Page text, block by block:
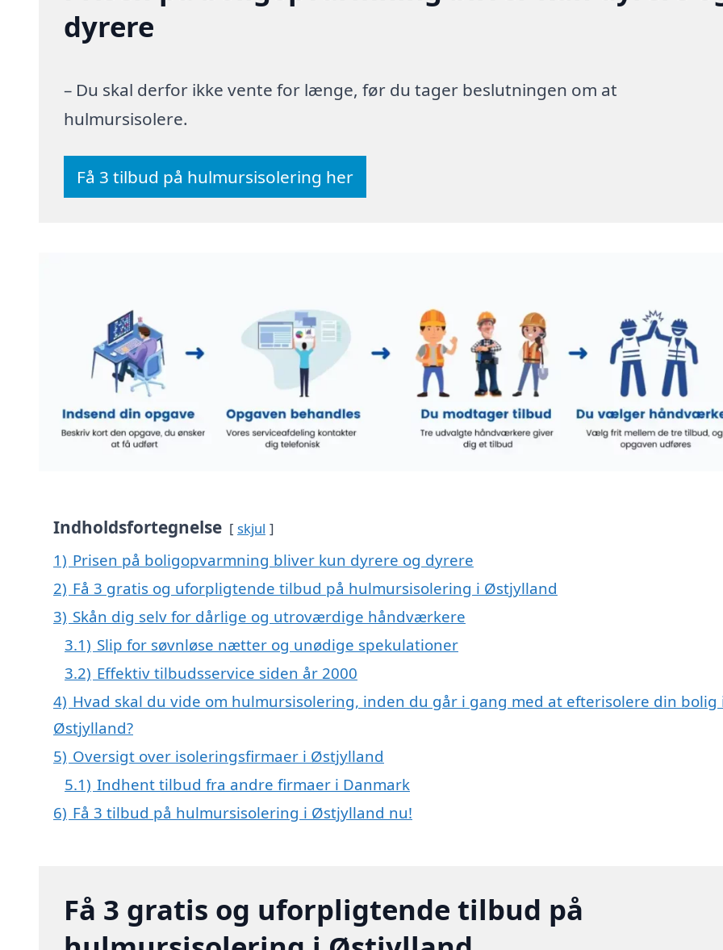
dyrere
– Du skal derfor ikke vente for længe, før du tager beslutningen om at
hulmursisolere.
Få 3 tilbud på hulmursisolering her
Indholdsfortegnelse skjul
1) Prisen på boligopvarmning bliver kun dyrere og dyrere
2) Få 3 gratis og uforpligtende tilbud på hulmursisolering i Østjylland
3) Skån dig selv for dårlige og utroværdige håndværkere
3.1) Slip for søvnløse nætter og unødige spekulationer
3.2) Effektiv tilbudsservice siden år 2000
4) Hvad skal du vide om hulmursisolering, inden du går i gang med at efterisolere din bolig
Østjylland?
5) Oversigt over isoleringsfirmaer i Østjylland
5.1) Indhent tilbud fra andre firmaer i Danmark
6) Få 3 tilbud på hulmursisolering i Østjylland nu!
Få 3 gratis og uforpligtende tilbud på